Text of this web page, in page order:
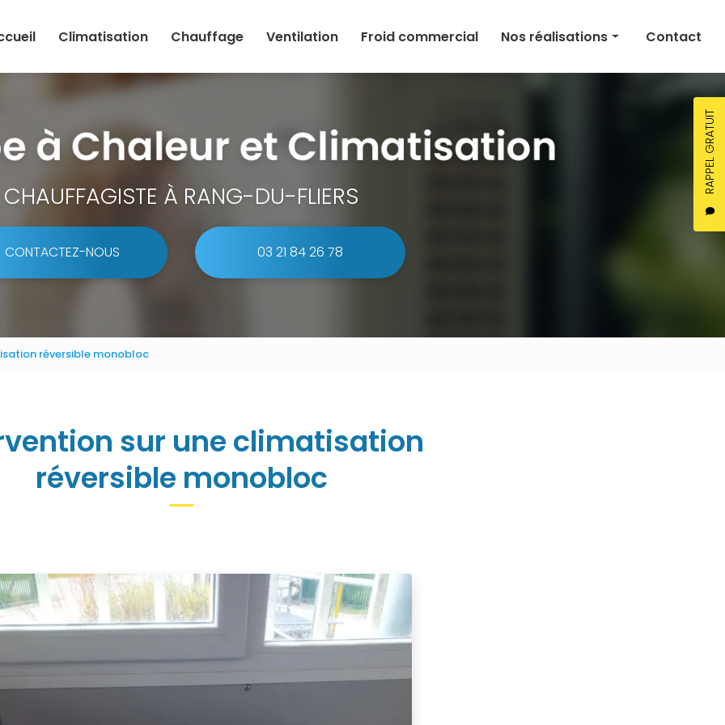
RAPPEL GRATUIT
Climatisation Chauffage Ventilation Froid commercial Nos réalisations
Climatisation
Ventilation
Contact
CHAUFFAGISTE À RANG-DU-FLIERS
CONTACTEZ-NOUS 03 21 84 26 78
réversible monobloc
sur une climatisation
réversible monobloc